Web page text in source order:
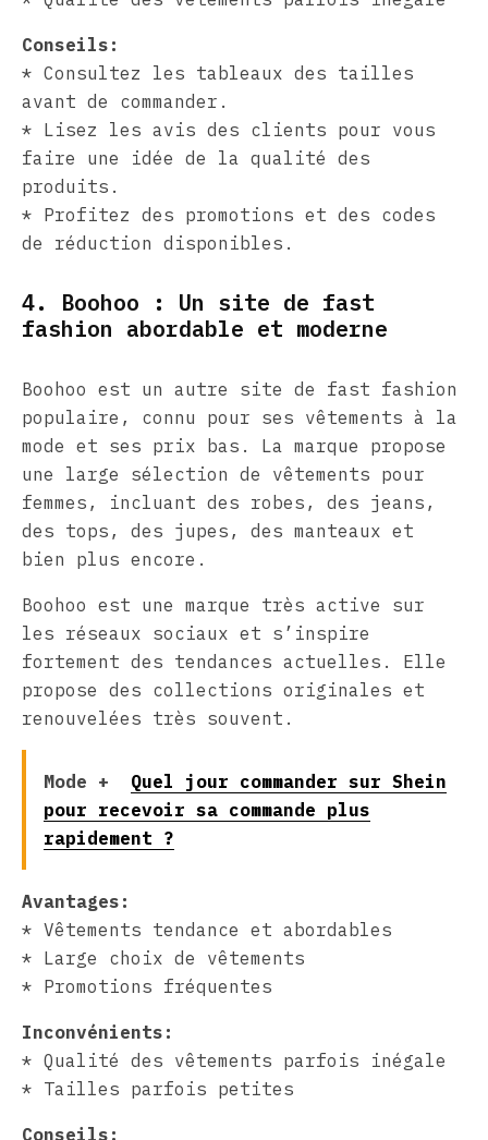
Conseils:
* Consultez les tableaux des tailles
avant de commander.
* Lisez les avis des clients pour vous
faire une idée de la qualité des
produits.
* Profitez des promotions et des codes
de réduction disponibles.
4. Boohoo : Un site de fast
fashion abordable et moderne
Boohoo est un autre site de fast fashion
populaire, connu pour ses vêtements à la
mode et ses prix bas. La marque propose
une large sélection de vêtements pour
femmes, incluant des robes, des jeans,
des tops, des jupes, des manteaux et
bien plus encore.
Boohoo est une marque très active sur
les réseaux sociaux et s’inspire
fortement des tendances actuelles. Elle
propose des collections originales et
renouvelées très souvent.
Mode +
Quel jour commander sur Shein
pour recevoir sa commande plus
rapidement ?
Avantages:
* Vêtements tendance et abordables
* Large choix de vêtements
* Promotions fréquentes
Inconvénients:
* Qualité des vêtements parfois inégale
* Tailles parfois petites
Conseils: